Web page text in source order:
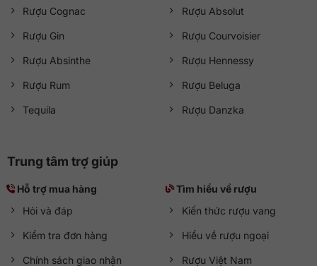
Rượu Cognac
Rượu Gin
Rượu Absinthe
Rượu Rum
Tequila
Rượu Absolut
Rượu Courvoisier
Rượu Hennessy
Rượu Beluga
Rượu Danzka
Trung tâm trợ giúp
Hỗ trợ mua hàng
Hỏi và đáp
Kiểm tra đơn hàng
Chính sách giao nhận
Tìm hiểu về rượu
Kiến thức rượu vang
Hiểu về rượu ngoại
Rượu Việt Nam